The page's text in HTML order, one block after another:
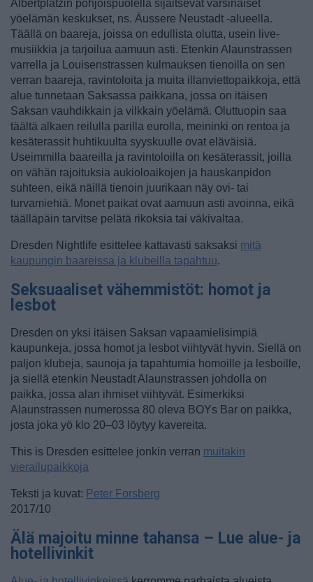
Albertplatzin pohjoispuolella sijaitsevat varsinaiset
yöelämän keskukset, ns. Äussere Neustadt -alueella.
Täällä on baareja, joissa on edullista olutta, usein live-
musiikkia ja tarjoilua aamuun asti. Etenkin Alaunstrassen
varrella ja Louisenstrassen kulmauksen tienoilla on sen
verran baareja, ravintoloita ja muita illanviettopaikkoja, että
alue tunnetaan Saksassa paikkana, jossa on itäisen
Saksan vauhdikkain ja vilkkain yöelämä. Oluttuopin saa
täältä alkaen reilulla parilla eurolla, meininki on rentoa ja
kesäterassit huhtikuulta syyskuulle ovat eläväisiä.
Useimmilla baareilla ja ravintoloilla on kesäterassit, joilla
on vähän rajoituksia aukioloaikojen ja hauskanpidon
suhteen, eikä näillä tienoin juurikaan näy ovi- tai
turvamiehiä. Monet paikat ovat aamuun asti avoinna, eikä
täälläpäin tarvitse pelätä rikoksia tai väkivaltaa.
Dresden Nightlife esittelee kattavasti saksaksi mitä
kaupungin baareissa ja klubeilla tapahtuu.
Seksuaaliset vähemmistöt: homot ja
lesbot
Dresden on yksi itäisen Saksan vapaamielisimpiä
kaupunkeja, jossa homot ja lesbot viihtyvät hyvin. Siellä on
paljon klubeja, saunoja ja tapahtumia homoille ja lesboille,
ja siellä etenkin Neustadt Alaunstrassen johdolla on
paikka, jossa alan ihmiset viihtyvät. Esimerkiksi
Alaunstrassen numerossa 80 oleva BOYs Bar on paikka,
josta joka yö klo 20–03 löytyy kavereita.
This is Dresden esittelee jonkin verran muitakin
vierailupaikkoja
Teksti ja kuvat: Peter Forsberg
2017/10
Älä majoitu minne tahansa – Lue alue- ja
hotellivinkit